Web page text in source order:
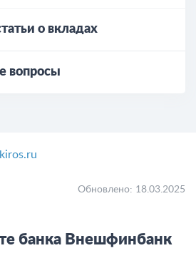
о вкладах
вопросы
Обновлено: 18.03.2025
банка Внешфинбанк